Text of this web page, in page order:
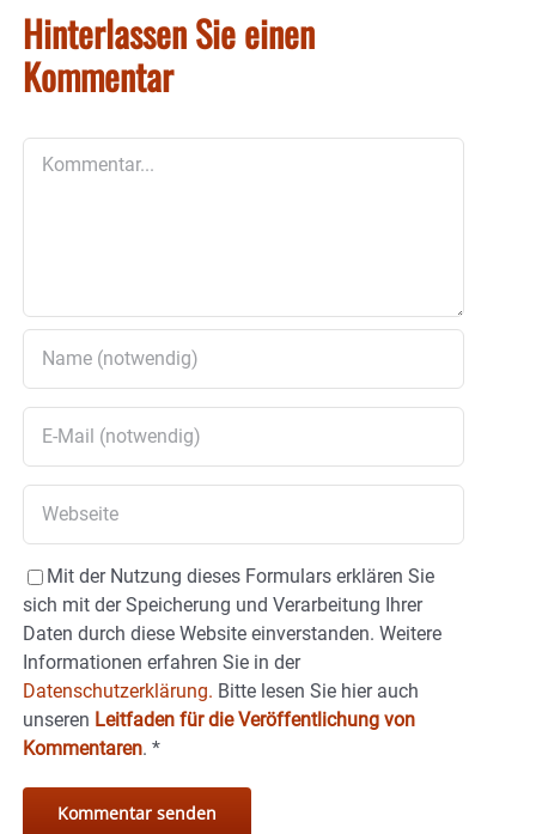
Hinterlassen Sie einen
Kommentar
Mit der Nutzung dieses Formulars erklären Sie
sich mit der Speicherung und Verarbeitung Ihrer
Daten durch diese Website einverstanden. Weitere
Informationen erfahren Sie in der
Datenschutzerklärung. Bitte lesen Sie hier auch
unseren Leitfaden für die Veröffentlichung von
Kommentaren. *